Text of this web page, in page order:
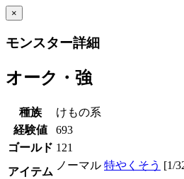
×
モンスター詳細
オーク・強
種族
けもの系
経験値
693
ゴールド 121
アイテム
ノーマル 特やくそう [1/